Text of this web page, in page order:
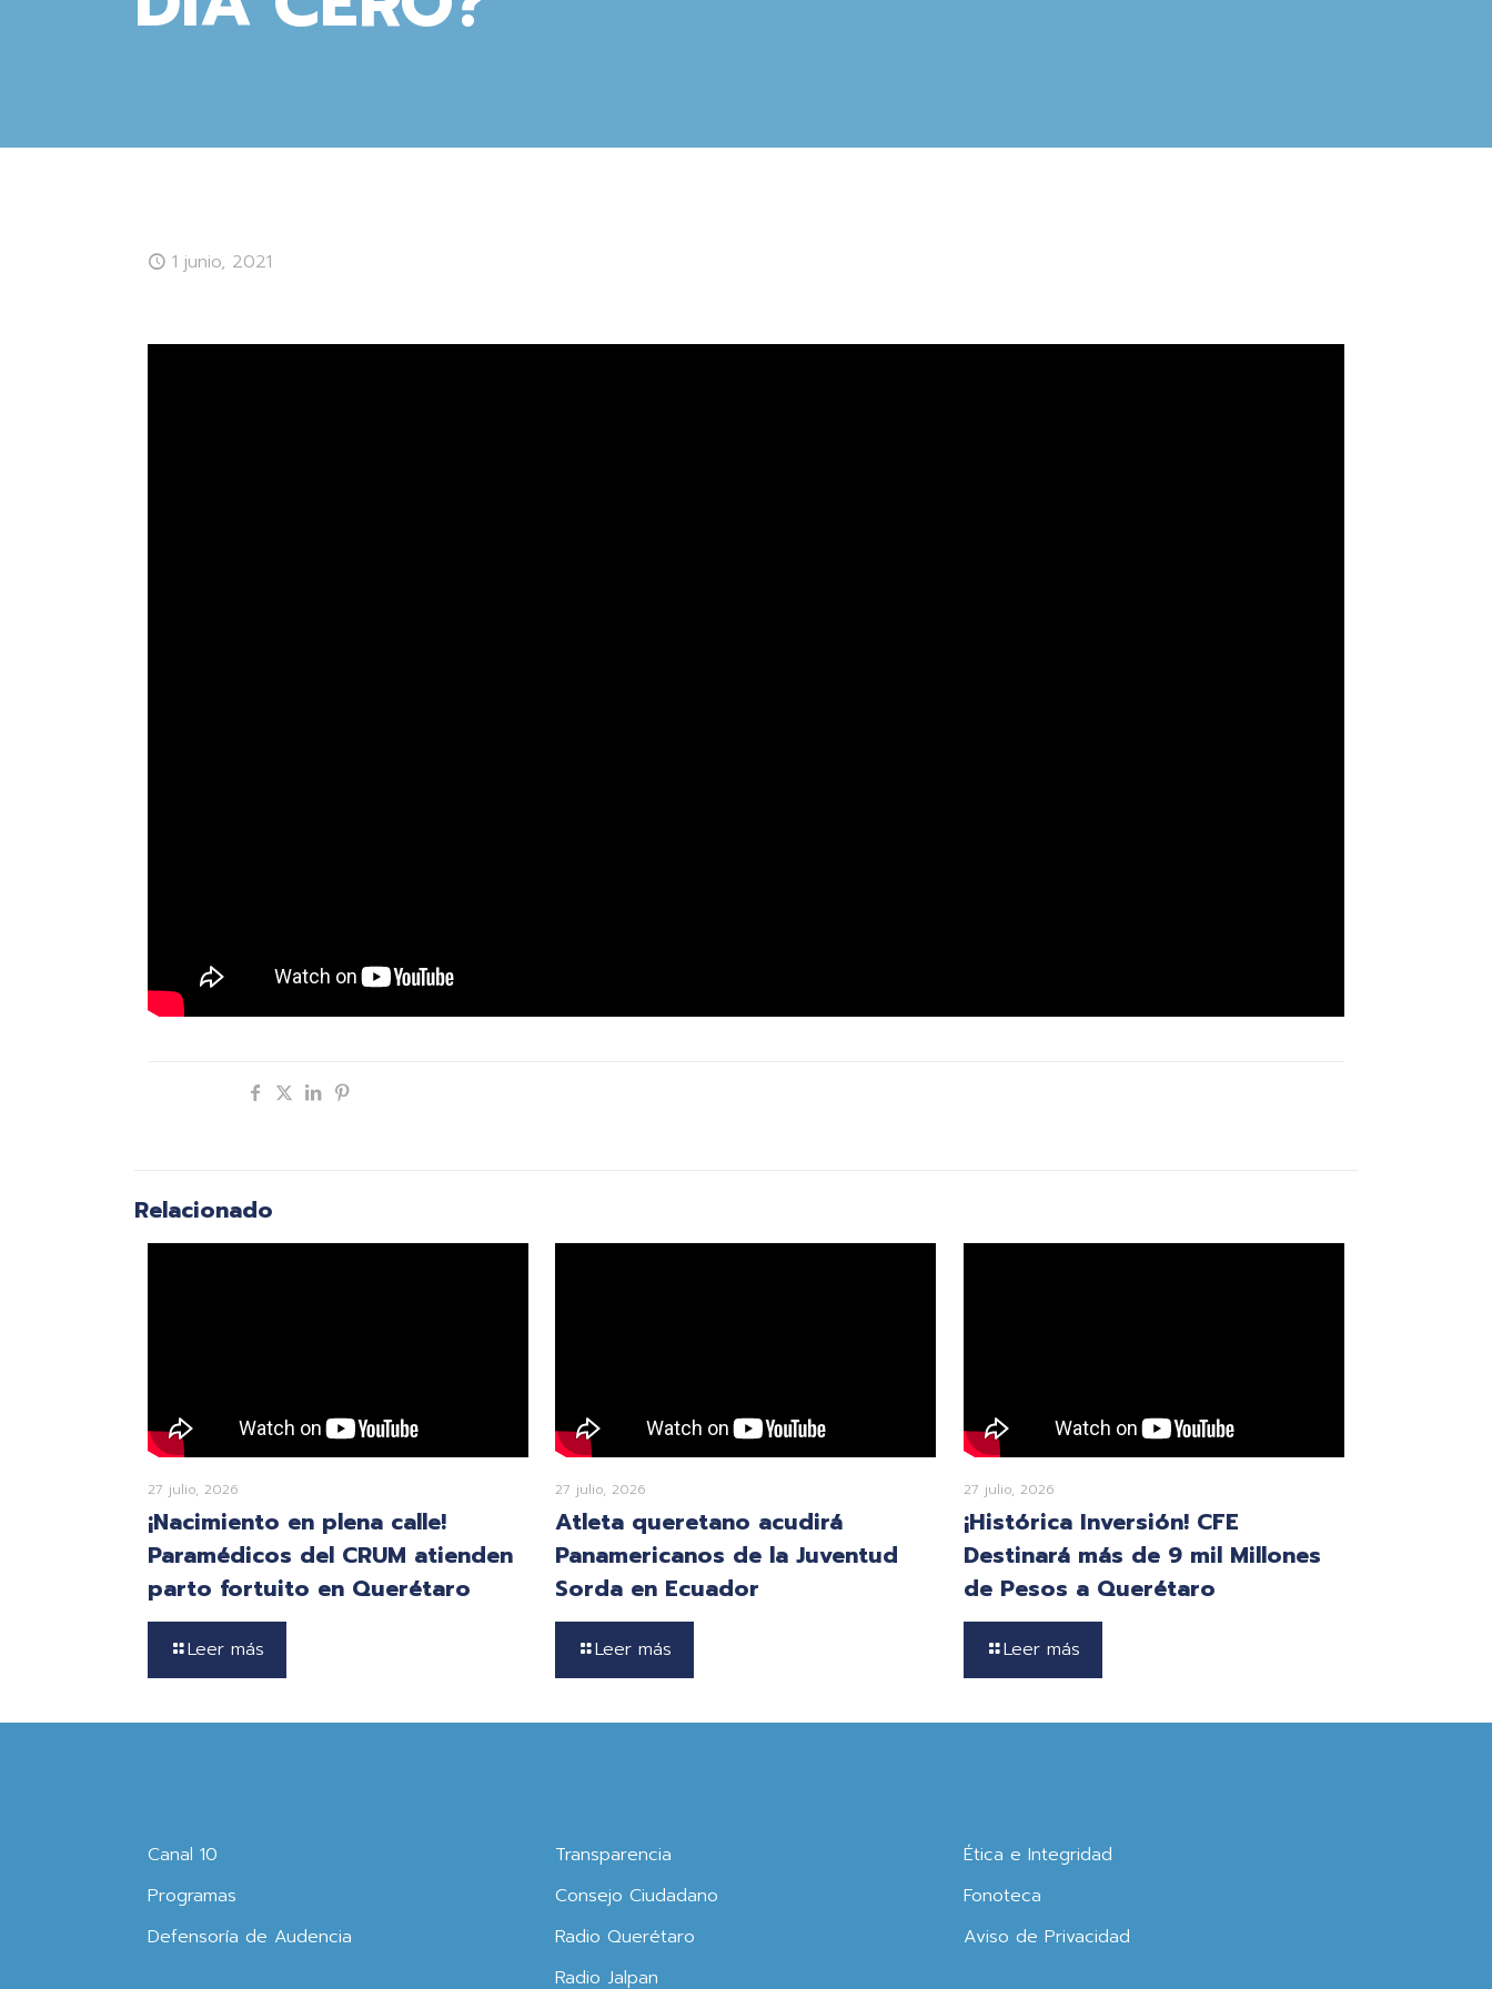
1 junio, 2021
Relacionado
27 julio, 2026
¡Nacimiento en plena calle!
Paramédicos del CRUM atienden
parto fortuito en Querétaro
Leer más
27 julio, 2026
Atleta queretano acudirá
Panamericanos de la Juventud
Sorda en Ecuador
Leer más
27 julio, 2026
¡Histórica Inversión! CFE
Destinará más de 9 mil Millones
de Pesos a Querétaro
Leer más
Canal 10
Programas
Defensoría de Audencia
Transparencia
Consejo Ciudadano
Radio Querétaro
Radio Jalpan
Ética e Integridad
Fonoteca
Aviso de Privacidad